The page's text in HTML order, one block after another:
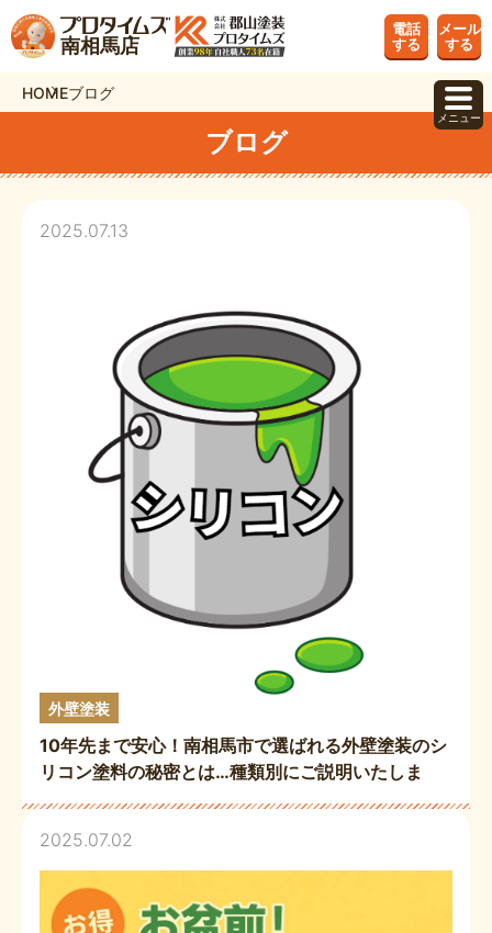
南相馬店
電話
する
メール
する
HOMEブログ
ブログ
2025.07.13
外壁塗装
10年先まで安心！南相馬市で選ばれる外壁塗装のシ
リコン塗料の秘密とは…種類別にご説明いたしま
す！
2025.07.02
メニュー